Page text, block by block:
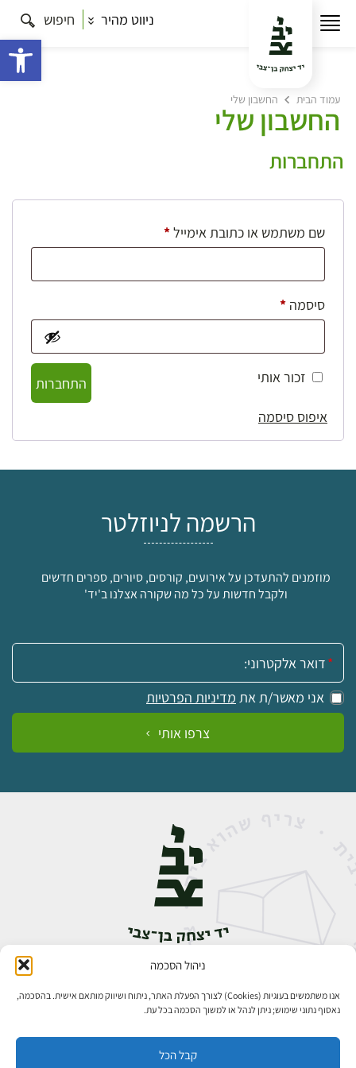
ניהול הסכמה
אנו משתמשים בעוגיות (Cookies) לצורך הפעלת האתר, ניתוח ושיווק מותאם אישית. בהסכמה,
נאסוף נתוני שימוש; ניתן לנהל או למשוך הסכמה בכל עת.
קבל הכל
ניווט מהיר חיפוש
עמוד הבית החשבון שלי
החשבון שלי
התחברות
שם משתמש או כתובת אימייל*חובה
סיסמה *חובה
זכור אותי
התחברות
איפוס סיסמה
הרשמה לניוזלטר
מוזמנים להתעדכן על אירועים, קורסים, סיורים, ספרים חדשים
ולקבל חדשות על כל מה שקורה אצלנו ב'יד'
אימייל:
אני מאשר/ת את מדיניות הפרטיות
צרפו אותי
אבן גבירול 14, רחביה, ירושלים